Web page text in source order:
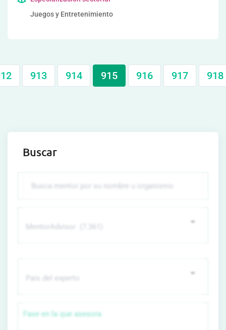
Juegos y Entretenimiento
913 914 915 916 917 918
Buscar
Fase en la que asesora